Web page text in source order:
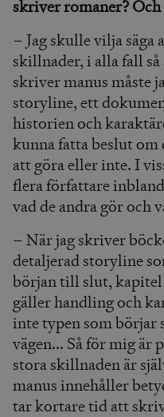
skriver romaner?
– Jag skulle vilja
skillnader, i alla fall
skriver manus måste
storyline, ett
historien och
kunna fatta beslut om
att göra eller inte. I
flera författare
vad de andra gör och
– När jag skriver
detaljerad storyline
början till slut, kapitel
gäller handling och
inte typen som börjar
vägen... Så för mig är
stora skillnaden är
manus innehåller
tar kortare tid att